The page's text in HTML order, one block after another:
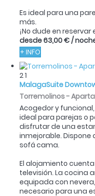
Es ideal para una
más.
¡No dude en
desde63,00 €/
+ INFO
21
MalagaSuite
Torremolinos -
Acogedor y
ideal para parejas o
disfrutar de una
inmejorable.
sofá cama.
El alojamiento
televisión. La cocina
equipada con
necesario para una